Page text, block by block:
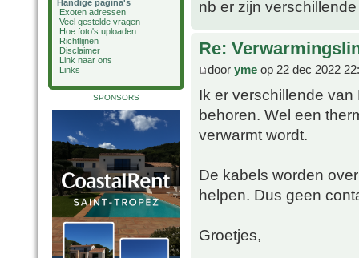
Handige pagina's
Exoten adressen
Veel gestelde vragen
Hoe foto's uploaden
Richtlijnen
Disclaimer
Link naar ons
Links
SPONSORS
nb er zijn
Re:
door yme op 22 dec 2022
Ik er verschillende
behoren. Wel een
verwarmt wordt.
De kabels worden
helpen. Dus geen
Groetjes,